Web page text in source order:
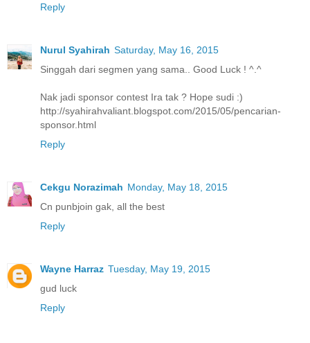
Reply
Nurul Syahirah Saturday, May 16, 2015
Singgah dari segmen yang sama.. Good Luck ! ^.^
Nak jadi sponsor contest Ira tak ? Hope sudi :)
http://syahirahvaliant.blogspot.com/2015/05/pencarian-
sponsor.html
Reply
Cekgu Norazimah Monday, May 18, 2015
Cn punbjoin gak, all the best
Reply
Wayne Harraz Tuesday, May 19, 2015
gud luck
Reply